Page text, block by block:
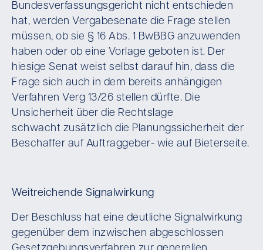
Bundesverfassungsgericht nicht entschieden
hat, werden Vergabesenate die Frage stellen
müssen, ob sie § 16 Abs. 1 BwBBG anzuwenden
haben oder ob eine Vorlage geboten ist. Der
hiesige Senat weist selbst darauf hin, dass die
Frage sich auch in dem bereits anhängigen
Verfahren Verg 13/26 stellen dürfte. Die
Unsicherheit über die Rechtslage
schwacht zusätzlich die Planungssicherheit der
Beschaffer auf Auftraggeber- wie auf Bieterseite.
Weitreichende Signalwirkung
Der Beschluss hat eine deutliche Signalwirkung
gegenüber dem inzwischen abgeschlossen